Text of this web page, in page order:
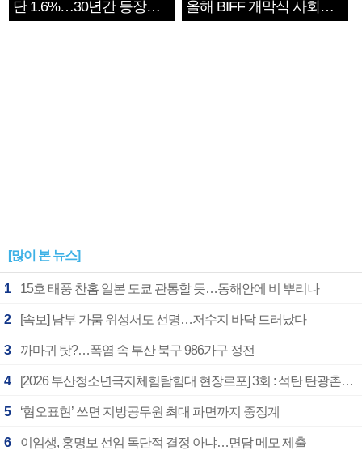
단 1.6%…30년간 등장
1182개팀 전수조사
올해 BIFF 개막식 사회자
확정
[많이 본 뉴스]
1 15호 태풍 찬홈 일본 도쿄 관통할 듯…동해안에 비 뿌리나
2 [속보] 남부 가뭄 위성서도 선명…저수지 바닥 드러났다
3 까마귀 탓?…폭염 속 부산 북구 986가구 정전
4 [2026 부산청소년극지체험탐험대 현장르포] 3회 : 석탄 탄광촌에서 북극 연구의 중심지로
5 ‘혐오표현’ 쓰면 지방공무원 최대 파면까지 중징계
6 이임생, 홍명보 선임 독단적 결정 아냐…면담 메모 제출